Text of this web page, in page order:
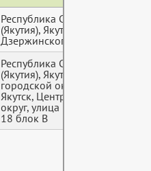
Республика Саха
(Якутия), Якутск, улица
Дзержинского, 18/2
Республика Саха
(Якутия), Якутск
городской округ,
Якутск, Центральный
округ, улица Кирова,
18 блок В